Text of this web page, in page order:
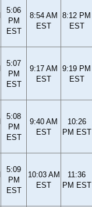
5:06
PM
EST
8:54 AM
EST
8:12 PM
EST
5:07
PM
EST
9:17 AM
EST
9:19 PM
EST
5:08
PM
EST
9:40 AM
EST
10:26
PM EST
5:09
PM
EST
10:03 AM
EST
11:36
PM EST